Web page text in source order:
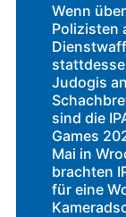
Wenn
Polizisten
Judogis
sind die
Games
Mai in
brachten
für eine